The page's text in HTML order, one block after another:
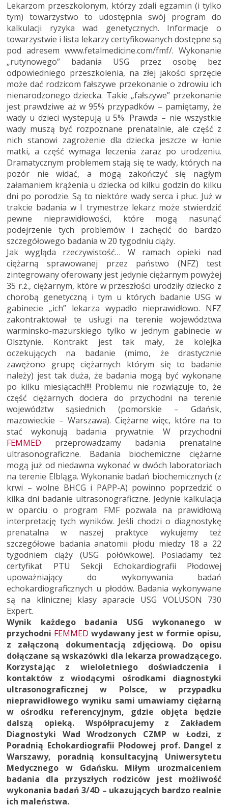
Lekarzom przeszkolonym, którzy zdali egzamin (i tylko
tym) towarzystwo to udostępnia swój program do
kalkulacji ryzyka wad genetycznych. Informacje o
towarzystwie i lista lekarzy certyfikowanych dostępne są
pod adresem www.fetalmedicine.com/fmf/. Wykonanie
„rutynowego” badania USG przez osobę bez
odpowiedniego przeszkolenia, na złej jakości sprzęcie
może dać rodzicom fałszywe przekonanie o zdrowiu ich
nienarodzonego dziecka. Takie „fałszywe” przekonanie
jest prawdziwe aż w 95% przypadków – pamiętamy, że
wady u dzieci wystepują u 5%. Prawda – nie wszystkie
wady muszą być rozpoznane prenatalnie, ale część z
nich stanowi zagrożenie dla dziecka jeszcze w łonie
matki, a część wymaga leczenia zaraz po urodzeniu.
Dramatycznym problemem stają się te wady, których na
pozór nie widać, a mogą zakończyć się nagłym
załamaniem krążenia u dziecka od kilku godzin do kilku
dni po porodzie. Są to niektóre wady serca i płuc. Już w
trakcie badania w I trymestrze lekarz może stwierdzić
pewne nieprawidłowości, które mogą nasunąć
podejrzenie tych problemów i zachęcić do bardzo
szczegółowego badania w 20 tygodniu ciąży.
Jak wygląda rzeczywistość… W ramach opieki nad
ciężarną sprawowanej przez państwo (NFZ) test
zintegrowany oferowany jest jedynie ciężarnym powyżej
35 r.ż., ciężarnym, które w przeszłości urodziły dziecko z
chorobą genetyczną i tym u których badanie USG w
gabinecie „ich” lekarza wypadło nieprawidłowo. NFZ
zakontraktował te usługi na terenie województwa
warminsko-mazurskiego tylko w jednym gabinecie w
Olsztynie. Kontrakt jest tak mały, że kolejka
oczekujących na badanie (mimo, że drastycznie
zawężono grupę ciężarnych którym się to badanie
należy) jest tak duża, że badania mogą być wykonane
po kilku miesiącach!!!! Problemu nie rozwiązuje to, że
część ciężarnych dociera do przychodni na terenie
województw sąsiednich (pomorskie – Gdańsk,
mazowieckie – Warszawa). Ciężarne więc, które na to
stać wykonują badania prywatnie. W przychodni
FEMMED przeprowadzamy badania prenatalne
ultrasonograficzne. Badania biochemiczne ciężarne
mogą już od niedawna wykonać w dwóch laboratoriach
na terenie Elbląga. Wykonanie badań biochemicznych (z
krwi – wolne BHCG i PAPP-A) powinno poprzedzić o
kilka dni badanie ultrasonograficzne. Jedynie kalkulacja
w oparciu o program FMF pozwala na prawidłową
interpretację tych wyników. Jeśli chodzi o diagnostykę
prenatalna w naszej praktyce wykujemy też
szczegółowe badania anatomii płodu miedzy 18 a 22
tygodniem ciąży (USG połówkowe). Posiadamy też
certyfikat PTU Sekcji Echokardiografii Płodowej
upoważniający do wykonywania badań
echokardiograficznych u płodów. Badania wykonywane
są na klinicznej klasy aparacie USG VOLUSON 730
Expert.
Wynik każdego badania USG wykonanego w
przychodni FEMMED wydawany jest w formie opisu,
z załączoną dokumentacją zdjęciową. Do opisu
dołączane są wskazówki dla lekarza prowadzącego.
Korzystając z wieloletniego doświadczenia i
kontaktów z wiodącymi ośrodkami diagnostyki
ultrasonograficznej w Polsce, w przypadku
nieprawidłowego wyniku sami umawiamy ciężarną
w ośrodku referencyjnym, gdzie objęta będzie
dalszą opieką. Współpracujemy z Zakładem
Diagnostyki Wad Wrodzonych CZMP w Łodzi, z
Poradnią Echokardiografii Płodowej prof. Dangel z
Warszawy, poradnią konsultacyjną Uniwersytetu
Medycznego w Gdańsku. Miłym urozmaiceniem
badania dla przyszłych rodziców jest możliwość
wykonania badań 3/4D – ukazujących bardzo realnie
ich maleństwa.